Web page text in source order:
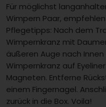
Für möglichst
Wimpern Paar,
Pflegetipps: Nach dem
Wimpernkranz mit
äußeren Auge nach
Wimpernkranz auf
Magneten. Entferne
einem Fingernagel.
zurück in die Box. Voila!